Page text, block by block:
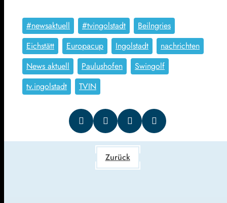
#newsaktuell #tvingolstadt
Beilngries
Eichstätt
Europacup Ingolstadt
nachrichten
News aktuell
Paulushofen
Swingolf
tv.ingolstadt
TVIN
Zurück